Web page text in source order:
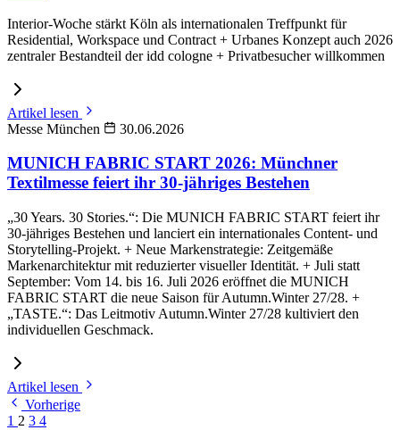
Interior-Woche stärkt Köln als internationalen Treffpunkt für
Residential, Workspace und Contract + Urbanes Konzept auch 2026
zentraler Bestandteil der idd cologne + Privatbesucher willkommen
Artikel lesen
Messe München
30.06.2026
MUNICH FABRIC START 2026: Münchner
Textilmesse feiert ihr 30-jähriges Bestehen
„30 Years. 30 Stories.“: Die MUNICH FABRIC START feiert ihr
30-jähriges Bestehen und lanciert ein internationales Content- und
Storytelling-Projekt. + Neue Markenstrategie: Zeitgemäße
Markenarchitektur mit reduzierter visueller Identität. + Juli statt
September: Vom 14. bis 16. Juli 2026 eröffnet die MUNICH
FABRIC START die neue Saison für Autumn.Winter 27/28. +
„TASTE.“: Das Leitmotiv Autumn.Winter 27/28 kultiviert den
individuellen Geschmack.
Artikel lesen
Vorherige
1 2 3 4